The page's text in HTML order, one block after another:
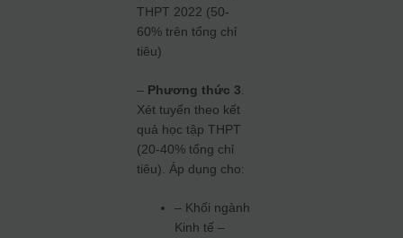
THPT 2022 (50-
60% trên tổng chỉ
tiêu)
– Phương thức 3
Xét tuyển theo kết
quả học tập THPT
(20-40% tổng chỉ
tiêu). Áp dụng cho:
– Khối ngành
Kinh tế –